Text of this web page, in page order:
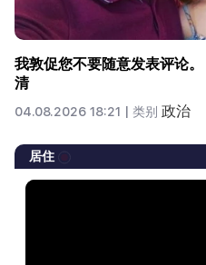
我敦促您不要随意发表评论
清
04.08.2026 18:21 | 类别 政治
居住